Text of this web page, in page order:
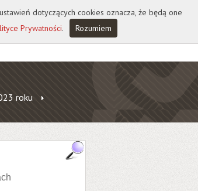
roku
dotyczących cookies oznacza, że będą one
Prywatności. Rozumiem